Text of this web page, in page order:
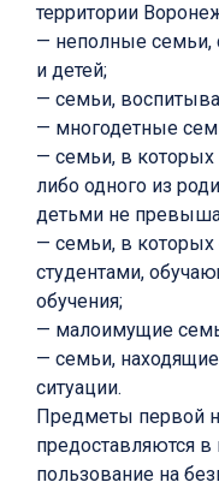
территории
— неполные семьи,
и детей;
— семьи,
— многодетные
— семьи, в которых
либо одного из
детьми не
— семьи, в которых
студентами,
обучения;
— малоимущие
— семьи,
ситуации.
Предметы первой
предоставляются
пользование на